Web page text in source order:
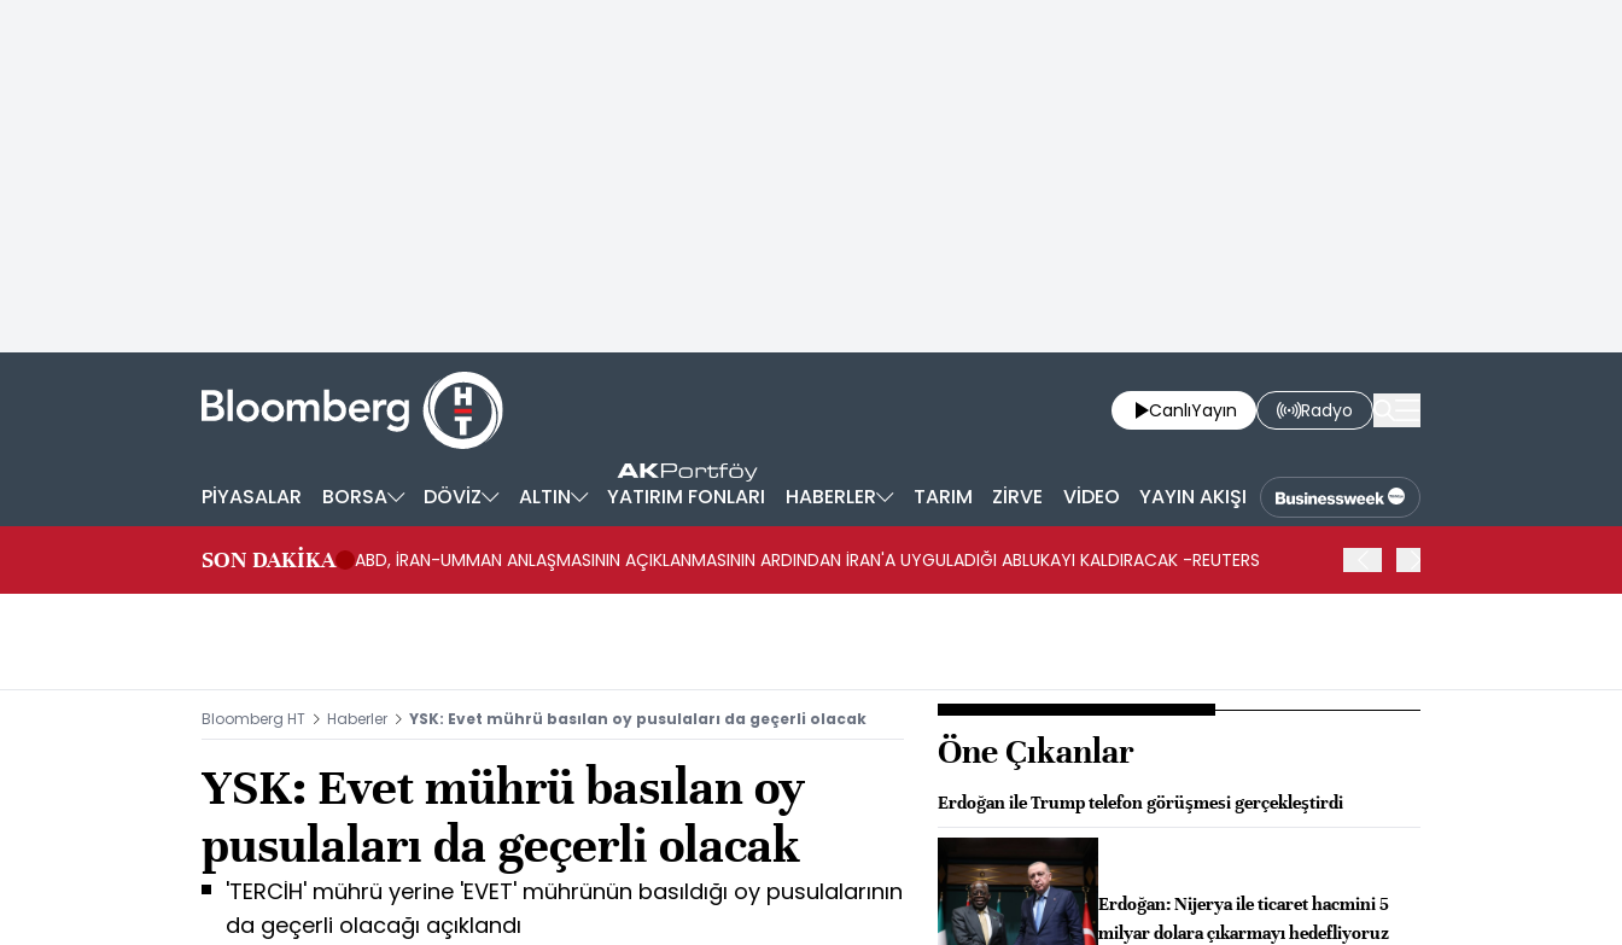
CanlıYayın Radyo
PİYASALAR BORSA DÖVİZ ALTIN YATIRIM FONLARI HABERLER TARIM ZİRVE VİDEO YAYIN AKIŞI
SON DAKİKA ABD, İRAN-UMMAN ANLAŞMASININ AÇIKLANMASININ ARDINDAN İRAN'A UYGULADIĞI ABLUKAYI KALDIRACAK -REUTERS
Bloomberg HT Haberler YSK: Evet mührü basılan oy pusulaları da geçerli olacak
YSK: Evet mührü basılan oy
pusulaları da geçerli olacak
'TERCİH' mührü yerine 'EVET' mührünün basıldığı oy pusulalarının
da geçerli olacağı açıklandı
Öne Çıkanlar
Erdoğan ile Trump telefon görüşmesi gerçekleştirdi
Erdoğan: Nijerya ile ticaret hacmini 5
milyar dolara çıkarmayı hedefliyoruz